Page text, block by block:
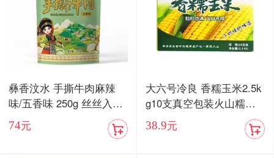
彝香汶水 手撕牛肉麻辣
味/五香味 250g 丝丝入味
入口化渣
74元
大六号冷良 香糯玉米2.5k
g10支真空包装火山糯玉
米
38.9元